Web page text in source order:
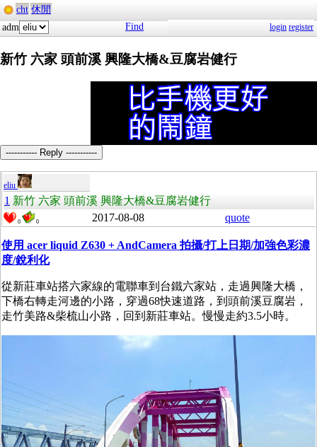
cht 休閒
adm
Find login register
新竹 六家 頭前溪 興隆大橋&豆腐岩健行
----------- Reply -----------
eliu
1 新竹 六家 頭前溪 興隆大橋&豆腐岩健行
0 0 2017-08-08 quote
使用 acer liquid Z630 + AndCamera 拍攝/打上日期/加強色彩濃
度/銳利化
從新莊車站搭六家線的電聯車到台鐵六家站，走過興隆大橋，
下橋右轉走河邊的小路，穿過68快速道路，到頭前溪豆腐岩，
走竹美路&柴梳山小路，回到新莊車站。慢慢走約3.5小時。